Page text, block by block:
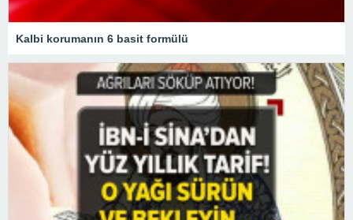
Kalbi korumanın 6 basit formülü